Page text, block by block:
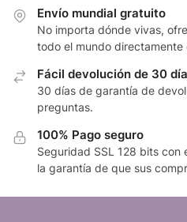
Envío mundial gratuito
No importa dónde vivas,
todo el mundo directamente
Fácil devolución de 30
30 días de garantía de
preguntas.
100% Pago seguro
Seguridad SSL 128 bits
la garantía de que sus